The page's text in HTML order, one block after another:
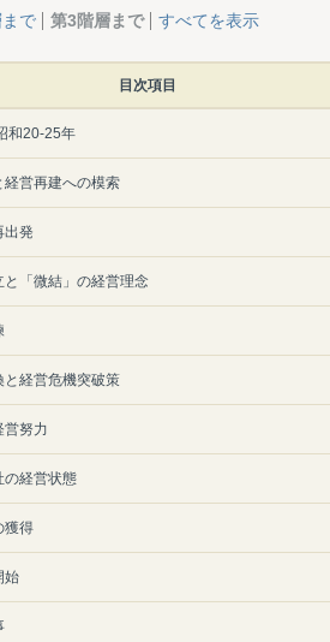
で 第3階層まで すべてを表示
目次項目
和20-25年
営再建への模索
出発
「微結」の経営理念
経営危機突破策
営努力
の経営状態
獲得
始